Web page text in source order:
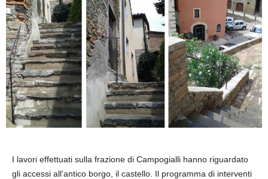
I lavori effettuati sulla frazione di Campogialli hanno riguardato
gli accessi all’antico borgo, il castello. Il programma di interventi